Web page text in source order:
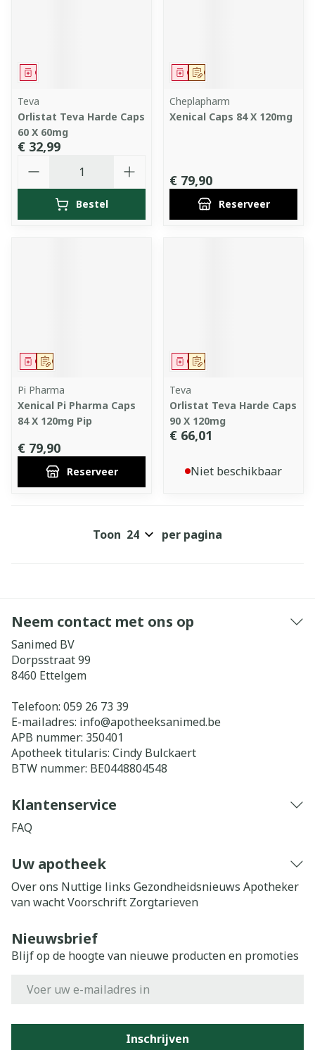
Geneesmiddel
Teva
Orlistat Teva Harde Caps
60 X 60mg
€ 32,99
Bestel
Op voorschrift
Geneesmiddel
Cheplapharm
Xenical Caps 84 X 120mg
€ 79,90
Reserveer
Op voorschrift
Geneesmiddel
Pi Pharma
Xenical Pi Pharma Caps
84 X 120mg Pip
€ 79,90
Reserveer
Op voorschrift
Geneesmiddel
Teva
Orlistat Teva Harde Caps
90 X 120mg
€ 66,01
Niet beschikbaar
Toon per pagina
Neem contact met ons op
Sanimed BV
Dorpsstraat 99
8460 Ettelgem
Telefoon: 059 26 73 39
E-mailadres: info@apotheeksanimed.be
APB nummer: 350401
Apotheek titularis: Cindy Bulckaert
BTW nummer: BE0448804548
Klantenservice
FAQ
Uw apotheek
Over ons Nuttige links Gezondheidsnieuws Apotheker
van wachtVoorschrift Zorgtarieven
Nieuwsbrief
Blijf op de hoogte van nieuwe producten en promoties
Inschrijven